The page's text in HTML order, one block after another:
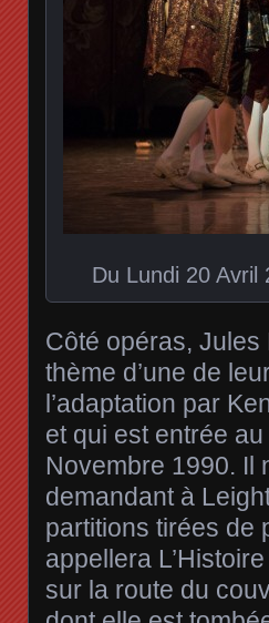
Du Lundi 20 Avril
Côté opéras,
thème d’une de
l’adaptation par
et qui est entrée
Novembre 1990. Il
demandant à
partitions tirées de
appellera
sur la route du